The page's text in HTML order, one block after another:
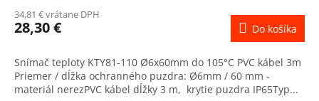
34,81 € vrátane DPH
28,30 € Do košíka
Snímač teploty KTY81-110 Ø6x60mm do 105°C PVC kábel 3m
Priemer / dĺžka ochranného puzdra: Ø6mm / 60 mm -
materiál nerezPVC kábel dĺžky 3 m, krytie puzdra IP65Typ...